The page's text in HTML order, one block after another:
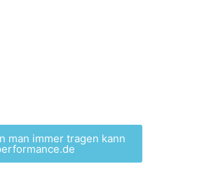
man immer tragen kann